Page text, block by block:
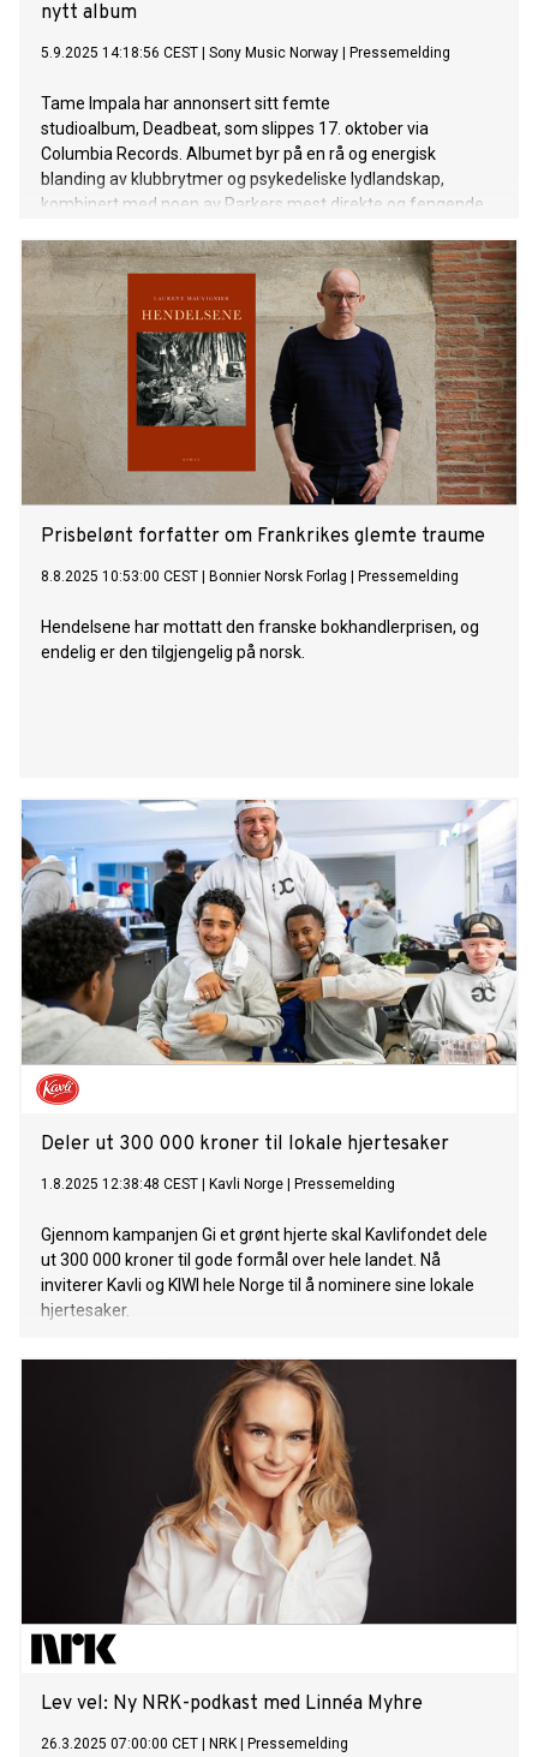
nytt album
5.9.2025 14:18:56 CEST Sony Music Norway Pressemelding
Tame Impala har annonsert sitt femte
studioalbum, Deadbeat, som slippes 17. oktober via
Columbia Records. Albumet byr på en rå og energisk
blanding av klubbrytmer og psykedeliske lydlandskap,
kombinert med noen av Parkers mest direkte og fengende
Prisbelønt forfatter om Frankrikes glemte traume
8.8.2025 10:53:00 CEST Bonnier Norsk Forlag Pressemelding
Hendelsene har mottatt den franske bokhandlerprisen, og
endelig er den tilgjengelig på norsk.
Deler ut 300 000 kroner til lokale hjertesaker
1.8.2025 12:38:48 CEST Kavli Norge Pressemelding
Gjennom kampanjen Gi et grønt hjerte skal Kavlifondet dele
ut 300 000 kroner til gode formål over hele landet. Nå
inviterer Kavli og KIWI hele Norge til å nominere sine lokale
hjertesaker.
Lev vel: Ny NRK-podkast med Linnéa Myhre
26.3.2025 07:00:00 CET NRK Pressemelding